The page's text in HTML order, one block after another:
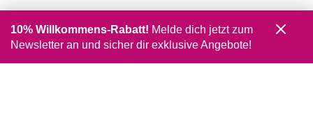
10% Willkommens-Rabatt! Melde dich jetzt zum
Newsletter an und sicher dir exklusive Angebote!